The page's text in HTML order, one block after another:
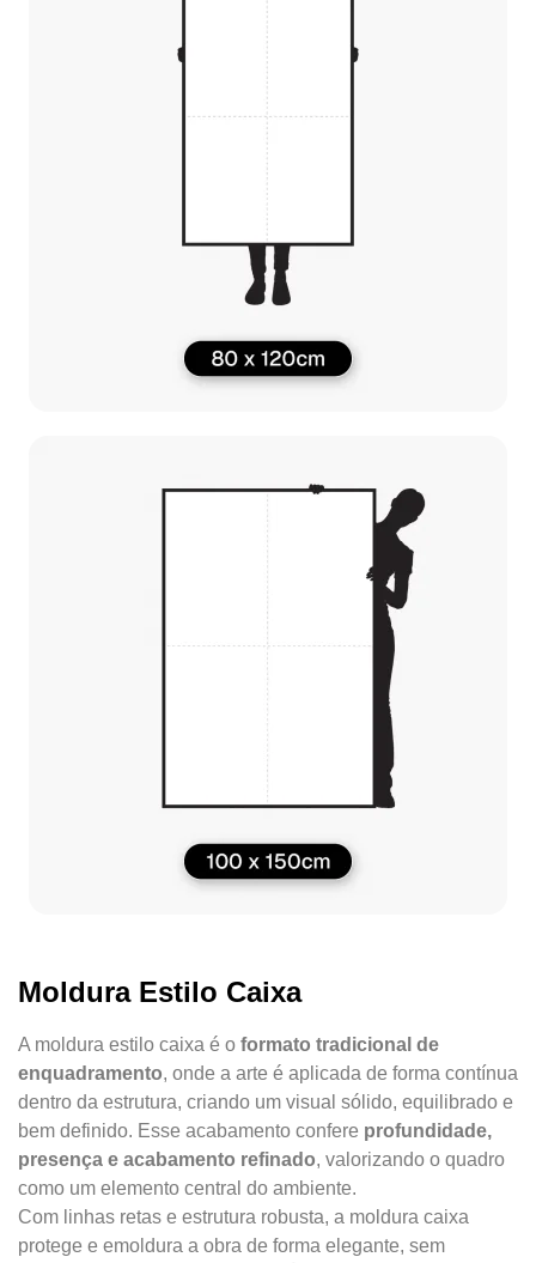
Moldura Estilo Caixa
A moldura estilo caixa é o formato tradicional de
enquadramento, onde a arte é aplicada de forma contínua
dentro da estrutura, criando um visual sólido, equilibrado e
bem definido. Esse acabamento confere profundidade,
presença e acabamento refinado, valorizando o quadro
como um elemento central do ambiente.
Com linhas retas e estrutura robusta, a moldura caixa
protege e emoldura a obra de forma elegante, sem